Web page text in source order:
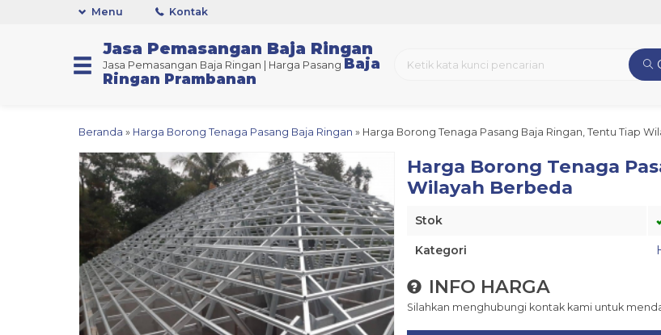
Menu Kontak
Jasa Pemasangan Baja Ringan
Jasa Pemasangan Baja Ringan | Harga Pasang Baja
Ringan Prambanan
Beranda » Harga Borong Tenaga Pasang Baja Ringan » Harga Borong Tenaga Pasang Baja Ringan, Tentu Tiap
Harga Borong Tenaga
Wilayah Berbeda
Stok
Kategori
INFO HARGA
Silahkan menghubungi kontak kami untuk